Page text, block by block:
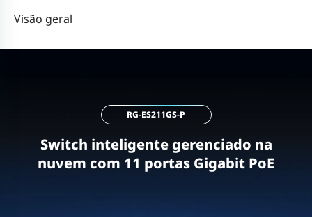
Visão geral
RG-ES211GS-P
Switch inteligente gerenciado na
nuvem com 11 portas Gigabit PoE